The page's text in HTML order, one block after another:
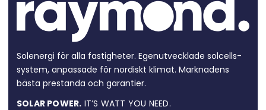
Solenergi för alla fastigheter. Egen­utvecklade solcells­
system, anpassade för nordiskt klimat. Marknadens
bästa prestanda och garantier.
SOLAR POWER. IT’S WATT YOU NEED.